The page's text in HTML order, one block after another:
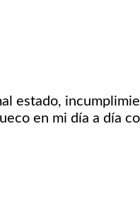
estado,
en mi día a día